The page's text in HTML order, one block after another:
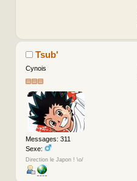
Tsub'
Cynois
Messages: 311
Sexe:
Direction le Japon ! \o/